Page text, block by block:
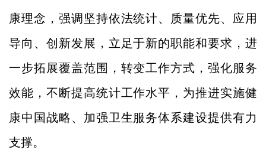
康理念，强调坚持依法统计、质量优先、应用
导向、创新发展，立足于新的职能和要求，进
一步拓展覆盖范围，转变工作方式，强化服务
效能，不断提高统计工作水平，为推进实施健
康中国战略、加强卫生服务体系建设提供有力
支撑。